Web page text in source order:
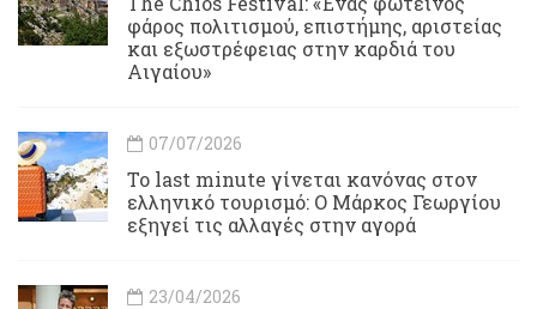
φάρος πολιτισμού, επιστήμης, αριστείας
και εξωστρέφειας στην καρδιά του
Αιγαίου»
07/07/2026
Το last minute γίνεται κανόνας στον
ελληνικό τουρισμό: Ο Μάρκος Γεωργίου
εξηγεί τις αλλαγές στην αγορά
23/04/2026